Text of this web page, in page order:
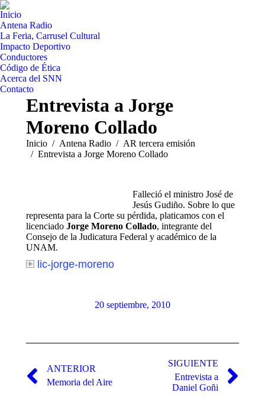
Inicio
Antena Radio
La Feria, Carrusel Cultural
Impacto Deportivo
Conductores
Código de Ética
Acerca del SNN
Contacto
Entrevista a Jorge
Moreno Collado
Estás aquí:
Inicio Antena Radio
AR tercera emisión
Entrevista a Jorge Moreno Collado
Falleció el ministro José de
Jesús Gudiño. Sobre lo que
representa para la Corte su pérdida, platicamos con el
licenciado Jorge Moreno Collado, integrante del
Consejo de la Judicatura Federal y académico de la
UNAM.
lic-jorge-moreno
20 septiembre, 2010
entre
publicaciones
ANTERIOR
Publicación
Memoria del Aire
SIGUIENTE
Publicación
siguiente:
Entrevista a
Daniel Goñi